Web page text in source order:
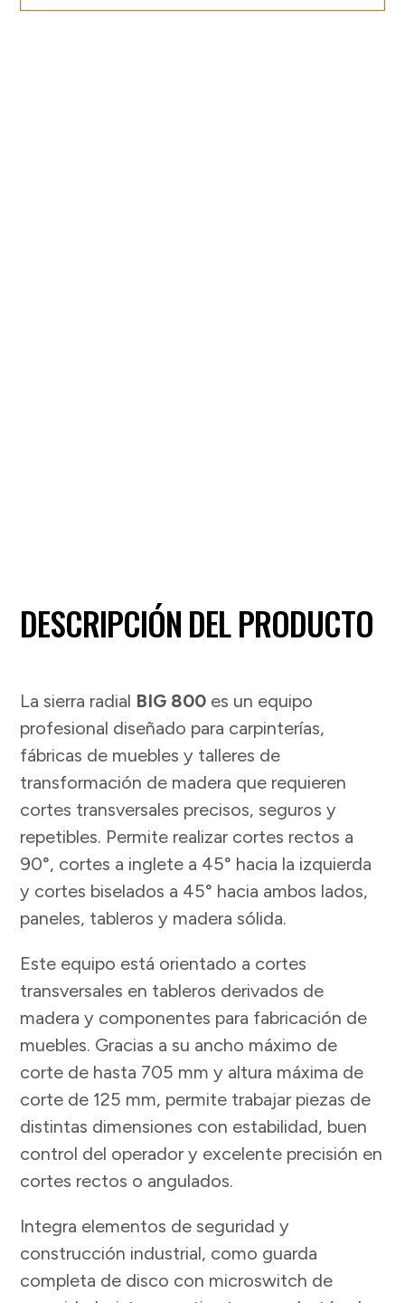
DESCRIPCIÓN DEL PRODUCTO
La sierra radial BIG 800 es un equipo
profesional diseñado para carpinterías,
fábricas de muebles y talleres de
transformación de madera que requieren
cortes transversales precisos, seguros y
repetibles. Permite realizar cortes rectos a
90°, cortes a inglete a 45° hacia la izquierda
y cortes biselados a 45° hacia ambos lados,
paneles, tableros y madera sólida.
Este equipo está orientado a cortes
transversales en tableros derivados de
madera y componentes para fabricación de
muebles. Gracias a su ancho máximo de
corte de hasta 705 mm y altura máxima de
corte de 125 mm, permite trabajar piezas de
distintas dimensiones con estabilidad, buen
control del operador y excelente precisión en
cortes rectos o angulados.
Integra elementos de seguridad y
construcción industrial, como guarda
completa de disco con microswitch de